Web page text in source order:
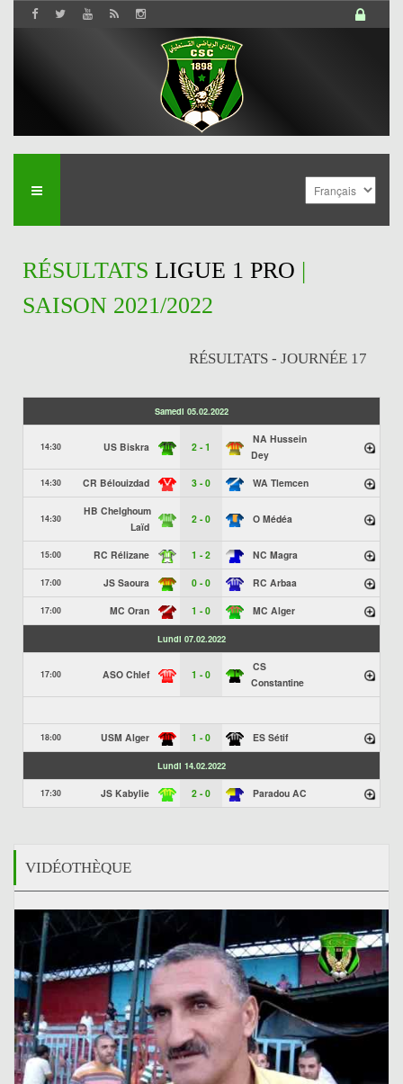
RÉSULTATS LIGUE 1 PRO |
SAISON 2021/2022
RÉSULTATS - JOURNÉE 17
Samedi 05.02.2022
14:30 US Biskra 2 - 1
NA Hussein
Dey
14:30 CR Bélouizdad 3 - 0 WA Tlemcen
14:30
HB Chelghoum
Laïd
2 - 0 O Médéa
15:00 RC Rélizane 1 - 2 NC Magra
17:00 JS Saoura 0 - 0 RC Arbaa
17:00 MC Oran 1 - 0 MC Alger
Lundi 07.02.2022
17:00 ASO Chlef 1 - 0
CS
Constantine
18:00 USM Alger 1 - 0 ES Sétif
Lundi 14.02.2022
17:30 JS Kabylie 2 - 0 Paradou AC
VIDÉOTHÈQUE